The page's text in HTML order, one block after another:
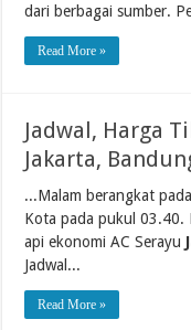
dari berbagai sumber.
Read More »
Jadwal, Harga
Jakarta,
...Malam berangkat
Kota pada pukul 03.40.
api ekonomi AC Serayu
Jadwal...
Read More »